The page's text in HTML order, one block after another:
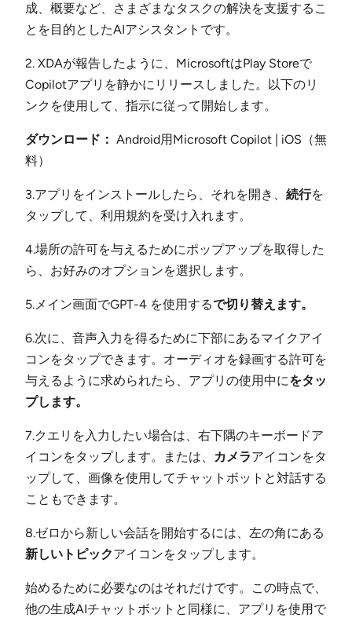
成、概要など、さまざまなタスクの解決を支援するこ
とを目的としたAIアシスタントです。
2. XDAが報告したように、MicrosoftはPlay Storeで
Copilotアプリを静かにリリースしました。以下のリ
ンクを使用して、指示に従って開始します。
ダウンロード： Android用Microsoft Copilot | iOS（無
料）
3.アプリをインストールしたら、それを開き、 続行を
タップして、利用規約を受け入れます。
4.場所の許可を与えるためにポップアップを取得した
ら、お好みのオプションを選択します。
5.メイン画面でGPT-4 を使用するで切り替えます。
6.次に、音声入力を得るために下部にあるマイクアイ
コンをタップできます。オーディオを録画する許可を
与えるように求められたら、アプリの使用中にをタッ
プします。
7.クエリを入力したい場合は、右下隅のキーボードア
イコンをタップします。または、 カメラアイコンをタ
ップして、画像を使用してチャットボットと対話する
こともできます。
8.ゼロから新しい会話を開始するには、左の角にある
新しいトピックアイコンをタップします。
始めるために必要なのはそれだけです。この時点で、
他の生成AIチャットボットと同様に、アプリを使用で